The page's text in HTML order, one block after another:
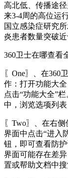
高北低、传播途
来3-4周的高位运
国立感染症研究
炎患者数量突破近
360卫士在哪查看
〖One〗、在360
作：打开功能大
点击“功能大全”
中，浏览选项列表
〖Two〗、在右
界面中点击“进入
钮，即可查看防
界面可能存在差
置或帮助文档中搜